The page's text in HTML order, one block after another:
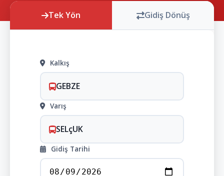
Tek Yön Gidiş Dönüş
Kalkış
GEBZE
Varış
SELçUK
Gidiş Tarihi